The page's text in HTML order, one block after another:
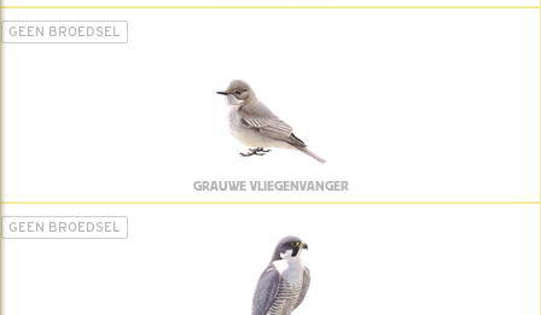
GEEN BROEDSEL
GRAUWE VLIEGENVANGER
GEEN BROEDSEL